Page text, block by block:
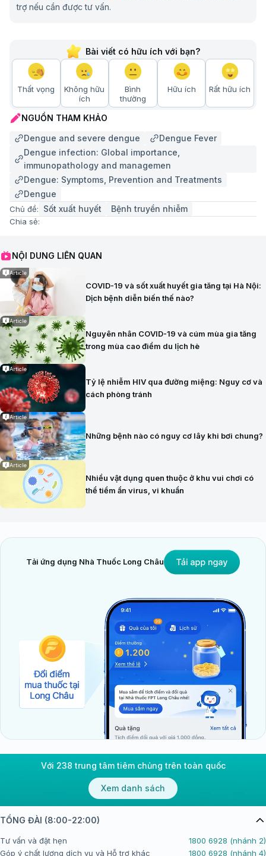
trợ nếu cần được tư vấn.
Bài viết có hữu ích với bạn?
Thất vọng
Không hữu
ích
Bình
thường
Hữu ích Rất hữu ích
NGUỒN THAM KHẢO
Dengue and severe dengue
Dengue Fever
Dengue infection: Global importance,
immunopathology and managemen
Dengue: Symptoms, Prevention and Treatments
Dengue
Chủ đề: Sốt xuất huyết Bệnh truyền nhiễm
Chia sẻ:
NỘI DUNG LIÊN QUAN
Article
COVID-19 và sốt xuất huyết gia tăng tại Hà Nội:
Dịch bệnh diễn biến thế nào?
Article
Nguyên nhân COVID-19 và cúm mùa gia tăng
trong mùa cao điểm du lịch hè
Article
Tỷ lệ nhiễm HIV qua đường miệng: Nguy cơ và
cách phòng tránh
Article
Những bệnh nào có nguy cơ lây khi bơi chung?
Article
Nhiều vật dụng quen thuộc ở khu vui chơi có
thể tiềm ẩn virus, vi khuẩn
Tải ứng dụng Nhà Thuốc Long Châu
Với 238 trung tâm tiêm chủng trên toàn quốc
Xem danh sách
TỔNG ĐÀI (8:00-22:00)
Tư vấn và đặt hẹn
1800 6928 (nhánh 2)
Góp ý chất lượng dịch vụ và Hỗ trợ khác
1800 6928 (nhánh 4)